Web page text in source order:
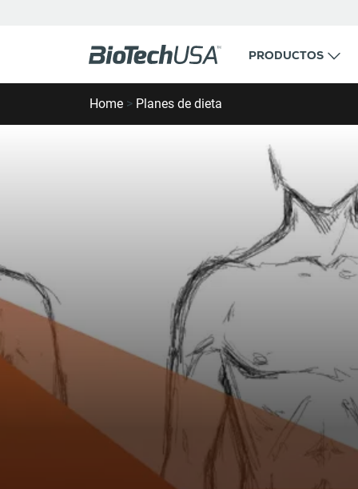
PRODUCTOS
Home > Planes de dieta